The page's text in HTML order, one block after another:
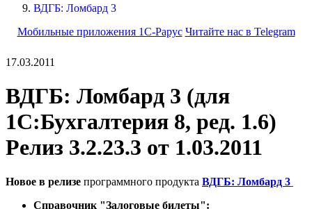
ВДГБ: Ломбард 3
Мобильные приложения 1С-Рарус Читайте нас в Telegram
17.03.2011
ВДГБ: Ломбард 3 (для
1С:Бухгалтерия 8, ред. 1.6)
Релиз 3.2.23.3 от 1.03.2011
Новое в релизе программного продукта ВДГБ: Ломбард 3
Справочник "Залоговые билеты":